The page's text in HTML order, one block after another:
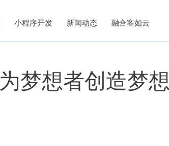
小程序开发 新闻动态 融合客如云
为梦想者创造梦想